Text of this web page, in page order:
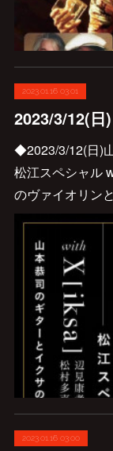
2023.01.16 03:01
◆2023/3/12(日)
松江スペシャル
のヴァイオリン
2023.01.16 03:00